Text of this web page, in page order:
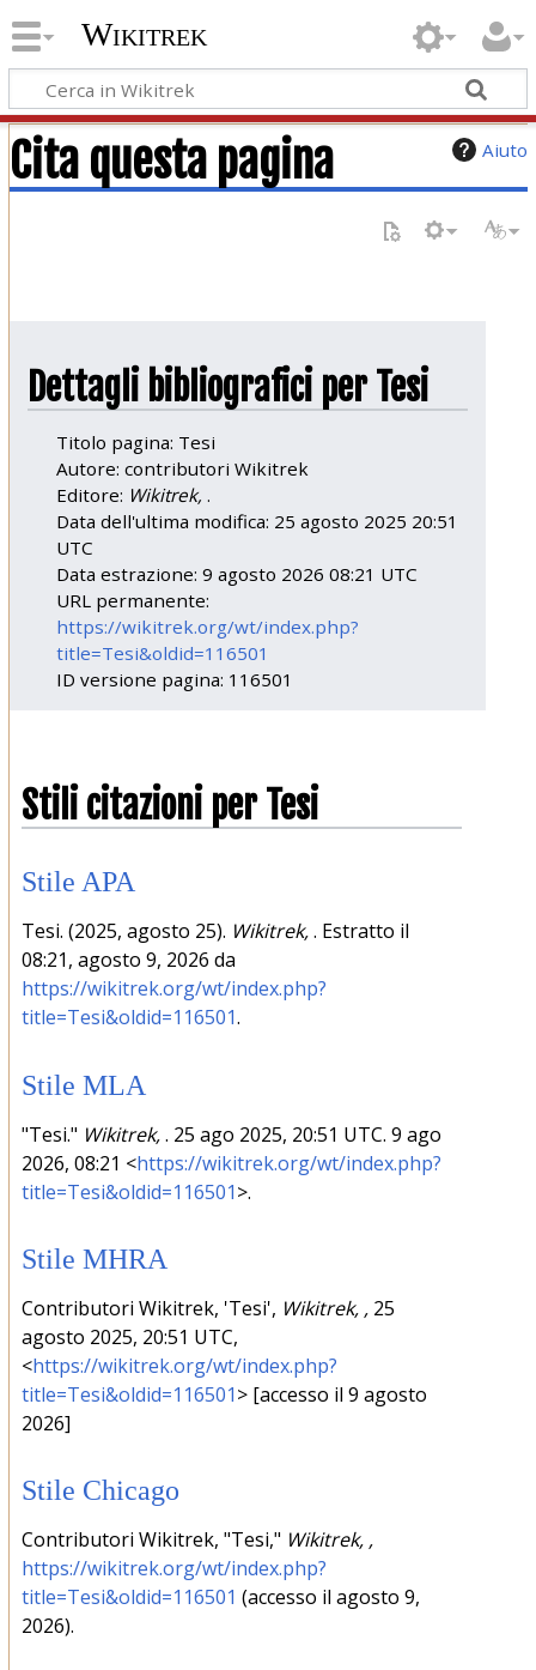
Wikitrek
Aiuto
Cita questa pagina
Dettagli bibliografici per Tesi
Titolo pagina: Tesi
Autore: contributori Wikitrek
Editore: Wikitrek,.
Data dell'ultima modifica: 25 agosto 2025 20:51
UTC
Data estrazione: 9 agosto 2026 08:21 UTC
URL permanente:
https://wikitrek.org/wt/index.php?
title=Tesi&oldid=116501
ID versione pagina: 116501
Stili citazioni per Tesi
Stile APA
Tesi. (2025, agosto 25). Wikitrek,. Estratto il
08:21, agosto 9, 2026 da
https://wikitrek.org/wt/index.php?
title=Tesi&oldid=116501.
Stile MLA
"Tesi." Wikitrek,. 25 ago 2025, 20:51 UTC. 9 ago
2026, 08:21 <https://wikitrek.org/wt/index.php?
title=Tesi&oldid=116501>.
Stile MHRA
Contributori Wikitrek, 'Tesi', Wikitrek, ,25
agosto 2025, 20:51 UTC,
<https://wikitrek.org/wt/index.php?
title=Tesi&oldid=116501> [accesso il 9 agosto
2026]
Stile Chicago
Contributori Wikitrek, "Tesi," Wikitrek, ,
https://wikitrek.org/wt/index.php?
title=Tesi&oldid=116501 (accesso il agosto 9,
2026).